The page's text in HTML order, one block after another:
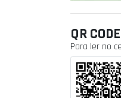
QR CODE
Para ler no